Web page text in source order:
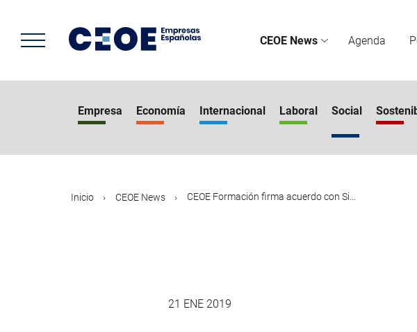
contenido
principal
CEOE News Agenda
Empresa Economía Internacional Laboral Social
Inicio CEOE News CEOE Formación firma acuerdo con Si...
21 ENE 2019